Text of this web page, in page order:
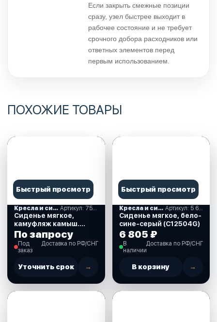
Если закрыть смежные позиции
сразу, узел быстрее выходит в
рабочее состояние и не требует
срочного добора расходников или
ответных элементов перед
первым использованием.
ПОХОЖИЕ ТОВАРЫ
Быстрый просмотр
Кресла и сиденья Артикул: 75113CAMO99-MR
Сиденье мягкое,
камуфляж камыш.
(75113CAMO99-MR)
По запросу
Под
заказ
Доставка по РФ/СНГ
Уточнить срок →
Быстрый просмотр
Кресла и сиденья Артикул: 5 660,00
Сиденье мягкое, бело-
сине-серый (С12504G)
6 805 ₽
В
наличии
Доставка по РФ/СНГ
В корзину →